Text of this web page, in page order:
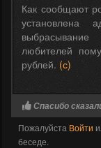
Как сообщают
установлена
любителей
рублей. (с)
Спасибо
Пожалуйста Войти
беседе.